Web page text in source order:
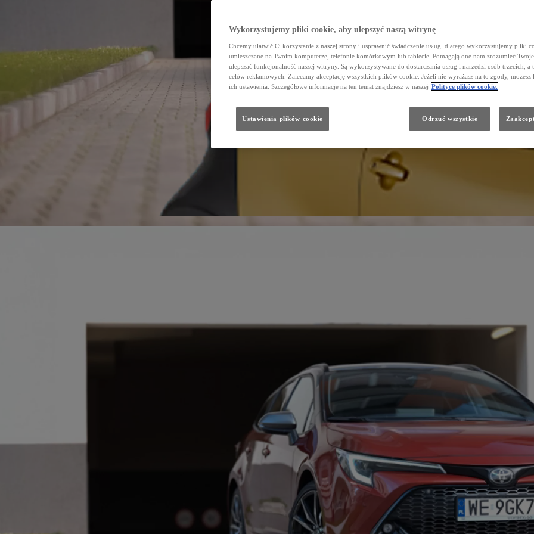
Wykorzystujemy pliki cookie, aby ulepszyć naszą witrynę
Chcemy ułatwić Ci korzystanie z naszej strony i usprawnić świadczenie usług, dlatego wykorzystujemy pliki
umieszczane na Twoim komputerze, telefonie komórkowym lub tablecie. Pomagają one nam zrozumieć
ulepszać funkcjonalność naszej witryny. Są wykorzystywane do dostarczania usług i narzędzi osób trzecich, a
celów reklamowych. Zalecamy akceptację wszystkich plików cookie. Jeżeli nie wyrażasz na to zgody, możesz
ich ustawienia. Szczegółowe informacje na ten temat znajdziesz w naszej Polityce plików cookie.
Ustawienia plików cookie Odrzuć wszystkie